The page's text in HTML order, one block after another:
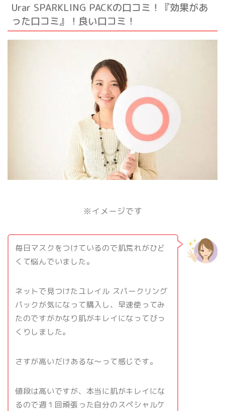
Urar SPARKLING PACKの口コミ！『効果があ
った口コミ』！良い口コミ！
※イメージです
毎日マスクをつけているので肌荒れがひど
くて悩んでいました。
ネットで見つけたユレイル スパークリング
パックが気になって購入し、早速使ってみ
たのですがかなり肌がキレイになってびっ
くりしました。
さすが高いだけあるな〜って感じです。
値段は高いですが、本当に肌がキレイにな
るので週１回頑張った自分のスペシャルケ